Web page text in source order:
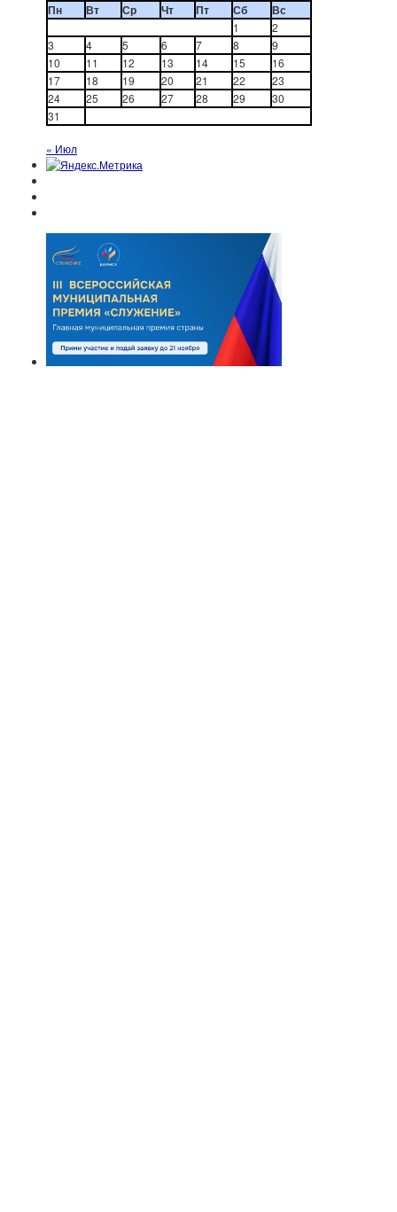
Пн Вт Ср Чт Пт Сб Вс
1
2
3
4 5 6 7 8
9
10
11 12 13 14 15
16
17
18 19 20 21 22
23
24
25 26 27 28 29
30
31
« Июл